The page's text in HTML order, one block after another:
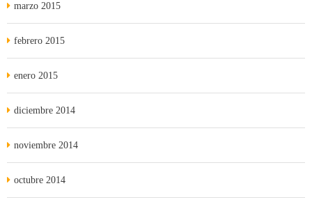
marzo 2015
febrero 2015
enero 2015
diciembre 2014
noviembre 2014
octubre 2014